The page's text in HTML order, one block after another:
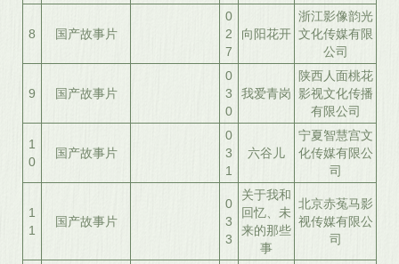
8 国产故事片
0
2
7
向阳花开
浙江影像韵光
文化传媒有限
公司
9 国产故事片
0
3
0
我爱青岗
陕西人面桃花
影视文化传播
有限公司
1
0
国产故事片
0
3
1
六谷儿
宁夏智慧宫文
化传媒有限公
司
1
1
国产故事片
0
3
3
关于我和
回忆、未
来的那些
事
北京赤菟马影
视传媒有限公
司